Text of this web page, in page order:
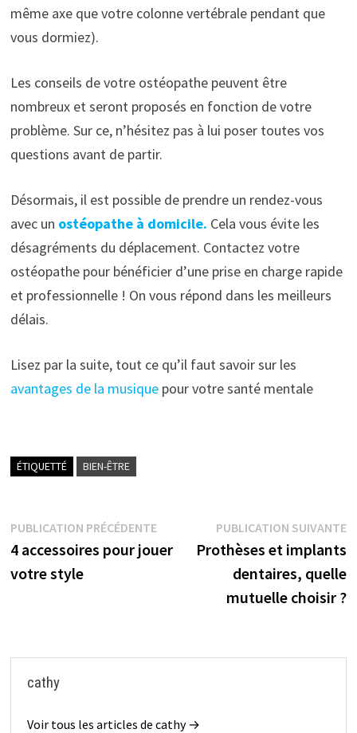
même axe que votre colonne vertébrale pendant que
vous dormiez).
Les conseils de votre ostéopathe peuvent être
nombreux et seront proposés en fonction de votre
problème. Sur ce, n’hésitez pas à lui poser toutes vos
questions avant de partir.
Désormais, il est possible de prendre un rendez-vous
avec un ostéopathe à domicile. Cela vous évite les
désagréments du déplacement. Contactez votre
ostéopathe pour bénéficier d’une prise en charge rapide
et professionnelle ! On vous répond dans les meilleurs
délais.
Lisez par la suite, tout ce qu’il faut savoir sur les
avantages de la musiquepour votre santé mentale
ÉTIQUETTÉ BIEN-ÊTRE
Navigation
de
l’article
PUBLICATION PRÉCÉDENTEPublication
précédente :
4 accessoires pour jouer
votre style
PUBLICATION SUIVANTE
Prothèses et implants
dentaires, quelle
mutuelle choisir ?
cathy
Voir tous les articles de cathy →